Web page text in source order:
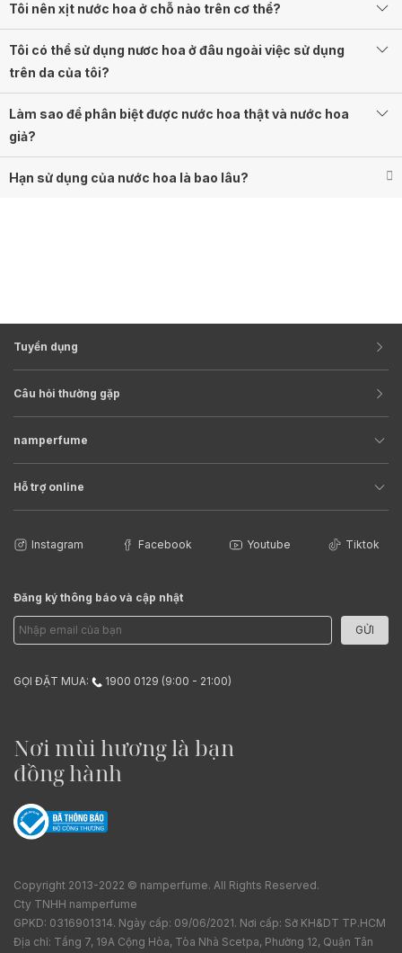
Tôi nên xịt nước hoa ở chỗ nào trên cơ thể?
Tôi có thể sử dụng nươc hoa ở đâu ngoài việc sử dụng
trên da của tôi?
Làm sao để phân biệt được nước hoa thật và nước hoa
giả?
Hạn sử dụng của nước hoa là bao lâu?
Tuyển dụng
Câu hỏi thường gặp
namperfume
Hỗ trợ online
Instagram Facebook Youtube Tiktok
Đăng ký thông báo và cập nhật
GỬI
GỌI ĐẶT MUA: 1900 0129 (9:00 - 21:00)
Nơi mùi hương là bạn
đồng hành
Copyright 2013-2022 © namperfume. All Rights Reserved.
Cty TNHH namperfume
GPKD: 0316901314. Ngày cấp: 09/06/2021. Nơi cấp: Sở KH&DT TP.HCM
Địa chỉ: Tầng 7, 19A Cộng Hòa, Tòa Nhà Scetpa, Phường 12, Quận Tân